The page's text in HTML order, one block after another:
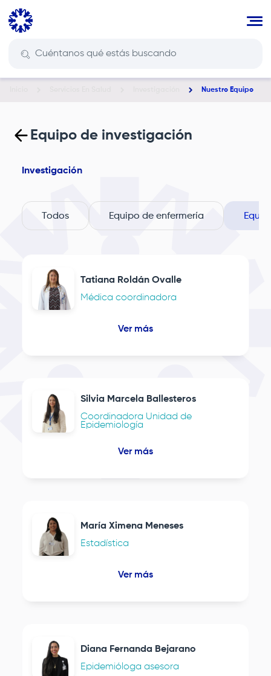
Pasar
principal
Nuestro Equipo
Equipo de investigación
Investigación
Todos Equipo de enfermería
Tatiana Roldán Ovalle
Médica coordinadora
Ver más
Silvia Marcela Ballesteros
Coordinadora Unidad de
Epidemiología
Ver más
María Ximena Meneses
Estadística
Ver más
Diana Fernanda Bejarano
Epidemióloga asesora